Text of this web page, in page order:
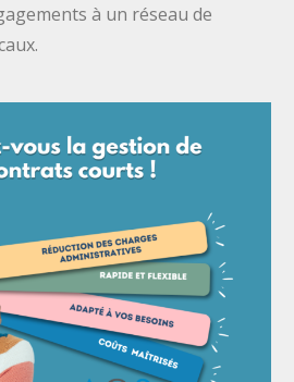
à un réseau de